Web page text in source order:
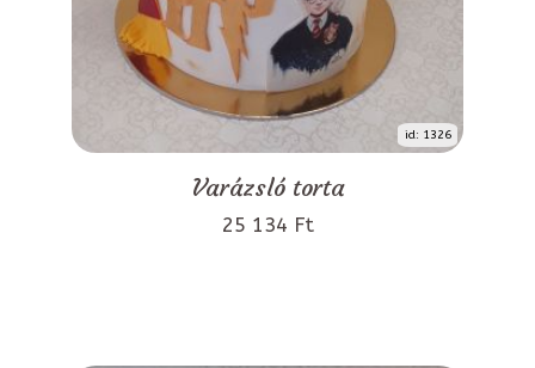
id: 1326
Varázsló torta
25 134 Ft